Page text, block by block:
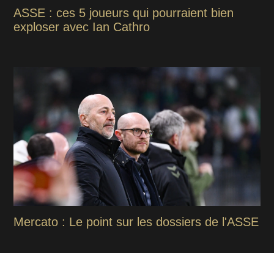
ASSE : ces 5 joueurs qui pourraient bien
exploser avec Ian Cathro
Mercato : Le point sur les dossiers de l'ASSE